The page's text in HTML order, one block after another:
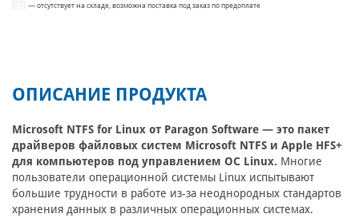
— отсутствует на складе, возможна поставка под заказ по предоплате
ОПИСАНИЕ ПРОДУКТА
Microsoft NTFS for Linux от Paragon Software — это пакет
драйверов файловых систем Microsoft NTFS и Apple HFS+
для компьютеров под управлением ОС Linux. Многие
пользователи операционной системы Linux испытывают
большие трудности в работе из-за неоднородных стандартов
хранения данных в различных операционных системах.